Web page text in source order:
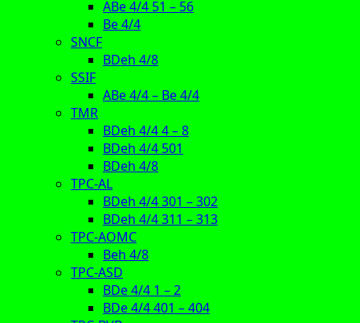
ABe 4/4 51 – 56
Be 4/4
SNCF
BDeh 4/8
SSIF
ABe 4/4 – Be 4/4
TMR
BDeh 4/4 4 – 8
BDeh 4/4 501
BDeh 4/8
TPC-AL
BDeh 4/4 301 – 302
BDeh 4/4 311 – 313
TPC-AOMC
Beh 4/8
TPC-ASD
BDe 4/4 1 – 2
BDe 4/4 401 – 404